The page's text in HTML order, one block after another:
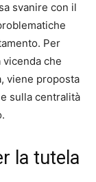
svanire con il
Per
che
viene proposta
sulla centralità
la tutela